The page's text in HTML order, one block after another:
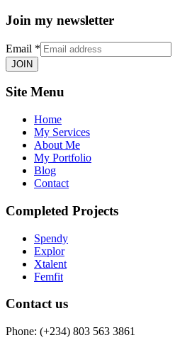
Join my newsletter
Email *
JOIN
Site Menu
Home
My Services
About Me
My Portfolio
Blog
Contact
Completed Projects
Spendy
Explor
Xtalent
Femfit
Contact us
Phone: (+234) 803 563 3861